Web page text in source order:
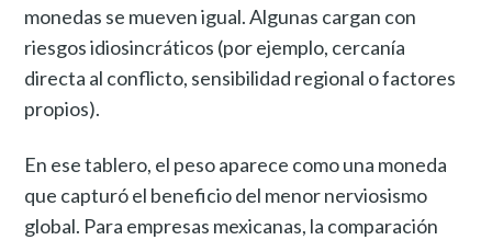
monedas se mueven igual. Algunas cargan con
riesgos idiosincráticos (por ejemplo, cercanía
directa al conflicto, sensibilidad regional o factores
propios).
En ese tablero, el peso aparece como una moneda
que capturó el beneficio del menor nerviosismo
global. Para empresas mexicanas, la comparación